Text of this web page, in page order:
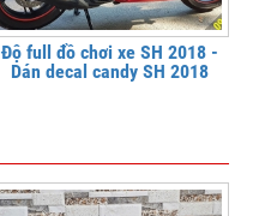
Độ full đồ chơi xe SH 2018 -
Dán decal candy SH 2018